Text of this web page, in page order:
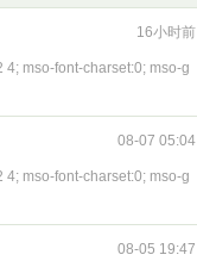
16小时前
mso-font-charset:0; mso-g
08-07 05:04
mso-font-charset:0; mso-g
08-05 19:47